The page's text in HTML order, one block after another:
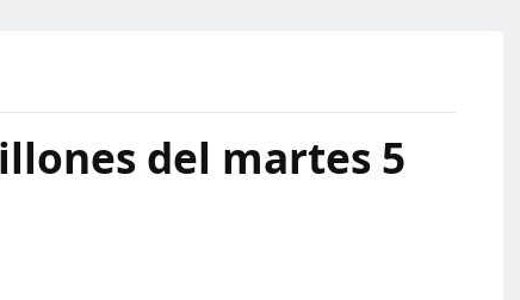
del martes 5